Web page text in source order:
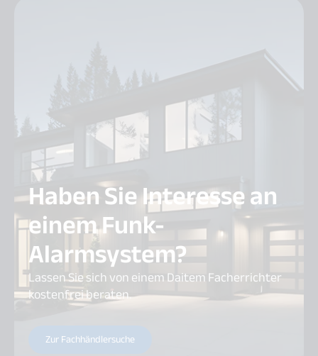
Haben Sie Interesse an
einem Funk-
Alarmsystem?
Lassen Sie sich von einem Daitem Facherrichter
kostenfrei beraten.
Zur Fachhändlersuche